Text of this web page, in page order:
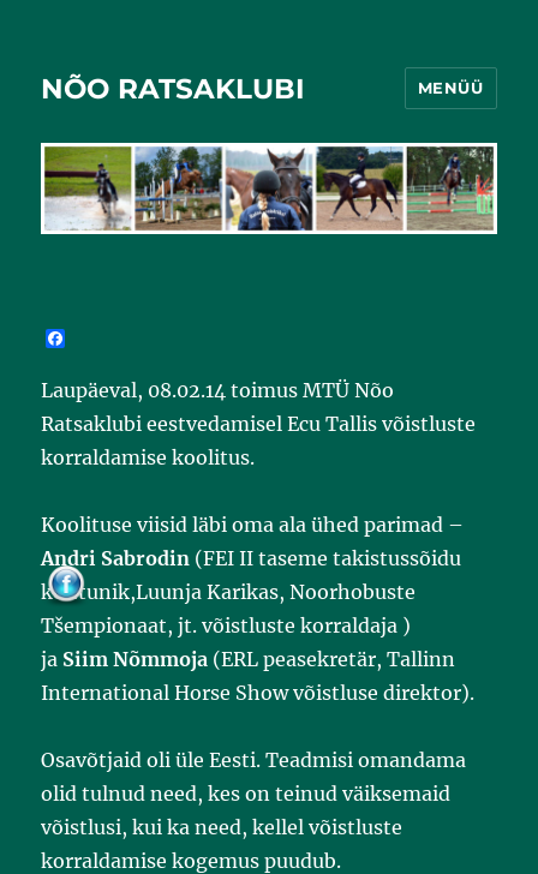
NÕO RATSAKLUBI MENÜÜ
e
b
o
o
k
Laupäeval, 08.02.14 toimus MTÜ Nõo
Ratsaklubi eestvedamisel Ecu Tallis võistluste
korraldamise koolitus.
Koolituse viisid läbi oma ala ühed parimad –
Andri Sabrodin (FEI II taseme takistussõidu
kohtunik,Luunja Karikas, Noorhobuste
Tšempionaat, jt. võistluste korraldaja )
ja Siim Nõmmoja (ERL peasekretär, Tallinn
International Horse Show võistluse direktor).
Osavõtjaid oli üle Eesti. Teadmisi omandama
olid tulnud need, kes on teinud väiksemaid
võistlusi, kui ka need, kellel võistluste
korraldamise kogemus puudub.